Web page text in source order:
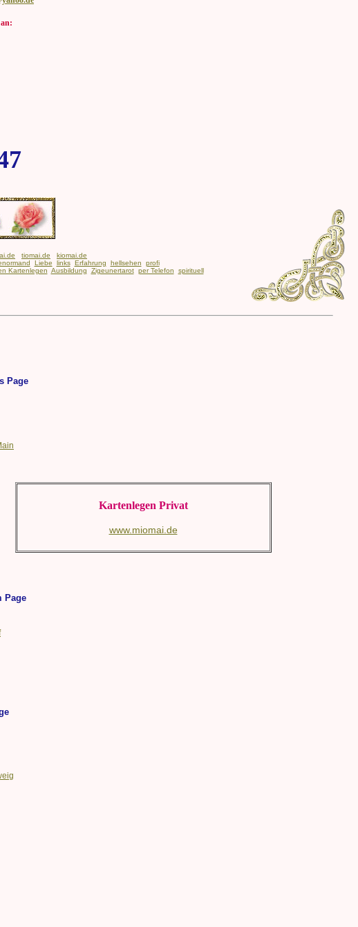
tiomai.de
kiomai.de
Liebe links Erfahrung hellsehen
profi
Kartenlegen Ausbildung Zigeunertarot per Telefon spirituell
Page
Kartenlegen Privat
www.miomai.de
Page